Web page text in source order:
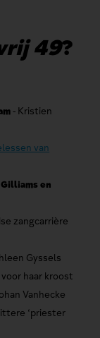
49?
- Kristien
van
en
zangcarrière
Gyssels
haar kroost
Vanhecke
‘priester